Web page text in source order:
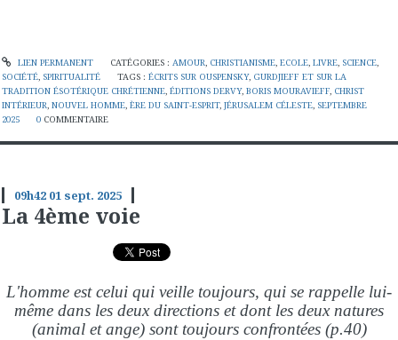
LIEN PERMANENT CATÉGORIES : AMOUR, CHRISTIANISME, ECOLE, LIVRE, SCIENCE,
SOCIÉTÉ, SPIRITUALITÉ TAGS :ÉCRITS SUR OUSPENSKY, GURDJIEFF ET SUR LA
TRADITION ÉSOTÉRIQUE CHRÉTIENNE, ÉDITIONS DERVY, BORIS MOURAVIEFF, CHRIST
INTÉRIEUR, NOUVEL HOMME, ÈRE DU SAINT-ESPRIT, JÉRUSALEM CÉLESTE, SEPTEMBRE
2025
0 COMMENTAIRE
09h42 01 sept. 2025
La 4ème voie
L'homme est celui qui veille toujours, qui se rappelle lui-
même dans les deux directions et dont les deux natures
(animal et ange) sont toujours confrontées (p.40)